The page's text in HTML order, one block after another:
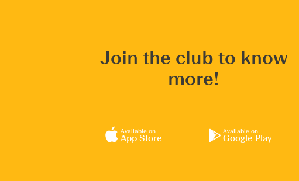
Join the club to know
more!
Available on
App Store
Available on
Google Play